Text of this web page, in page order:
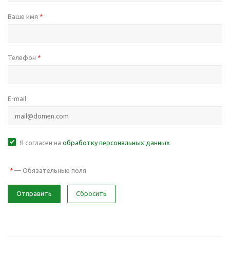
Ваше имя *
Телефон *
E-mail
Я согласен на обработку персональных данных
* — Обязательные поля
Отправить Сбросить